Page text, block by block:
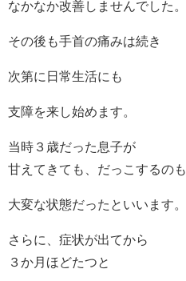
なかなか改善しませんでした。
その後も手首の痛みは続き
次第に日常生活にも
支障を来し始めます。
当時３歳だった息子が
甘えてきても、だっこするのも
大変な状態だったといいます。
さらに、症状が出てから
３か月ほどたつと